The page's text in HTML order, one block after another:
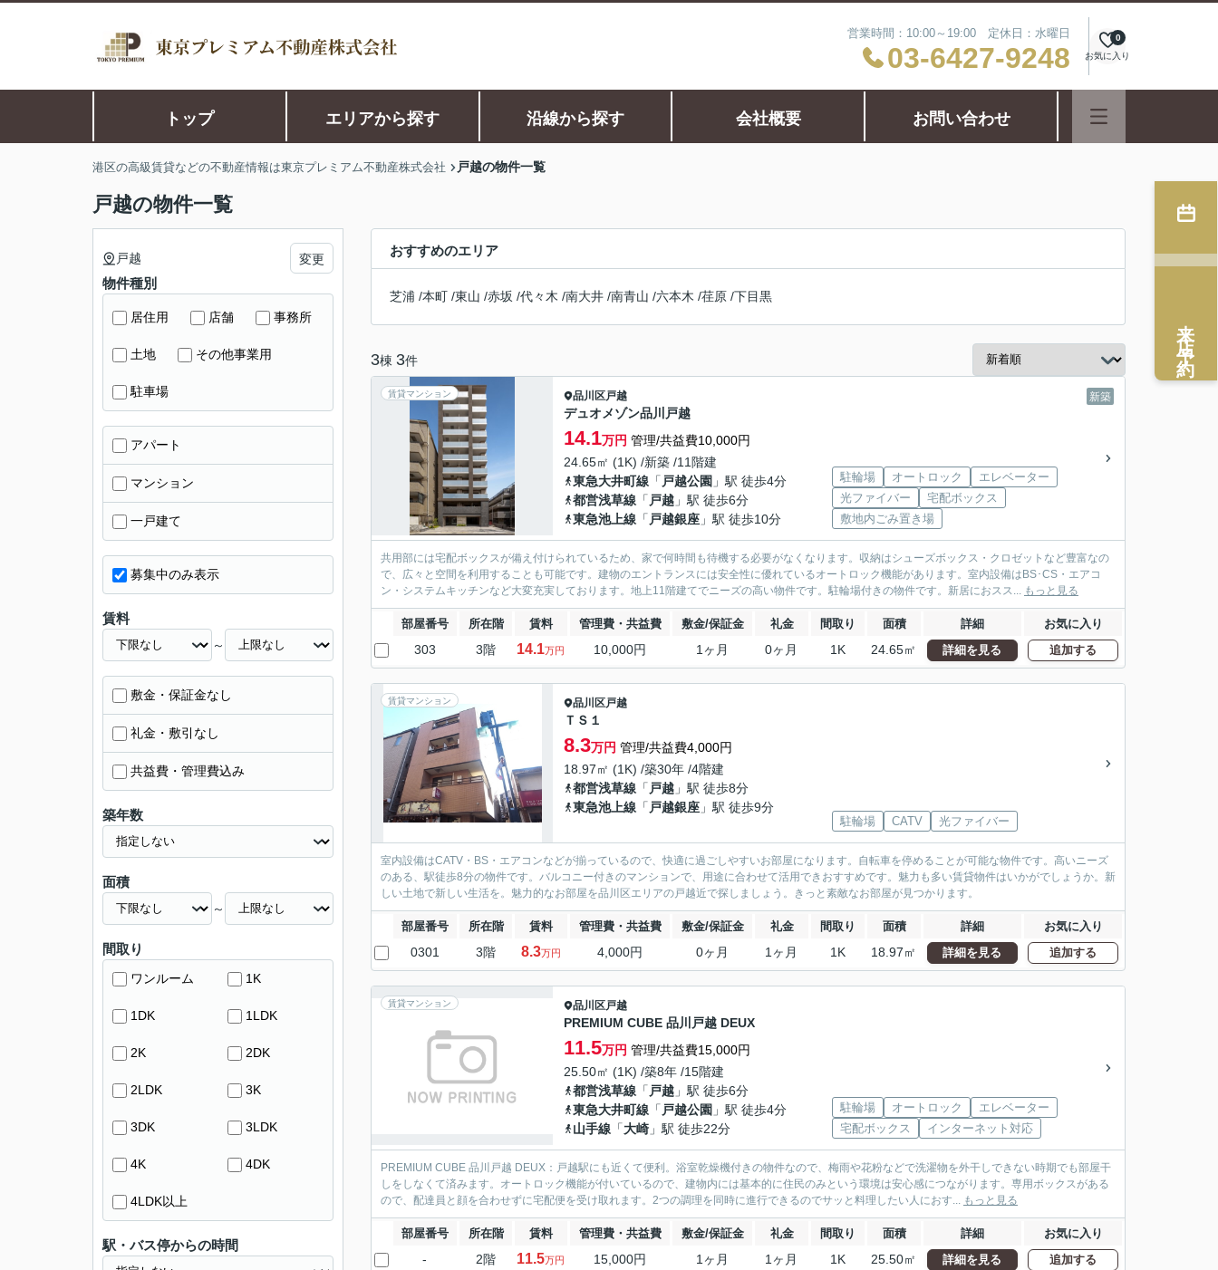
営業時間：10:00～19:00 定休日：水曜日
03-6427-9248 お気に入り
0
トップ エリアから探す 沿線から探す 会社概要 お問い合わせ
港区の高級賃貸などの不動産情報は東京プレミアム不動産株式会社 戸越の物件一覧
戸越の物件一覧
おすすめのエリア
芝浦 /本町 /東山 /赤坂 /代々木 /南大井 /南青山 /六本木 /荏原 /下目黒
3棟 3件
賃貸マンション 新築
品川区戸越
デュオメゾン品川戸越
14.1万円 管理/共益費10,000円
24.65㎡ (1K) /新築 /11階建
東急大井町線 「 戸越公園 」駅 徒歩4分
都営浅草線 「 戸越 」駅 徒歩6分
東急池上線 「 戸越銀座 」駅 徒歩10分
駐輪場 オートロック
エレベーター
光ファイバー
宅配ボックス
敷地内ごみ置き場
共用部には宅配ボックスが備え付けられているため、家で何時間も待機する必要がなくなります。収納はシューズボックス・クロゼットなど豊富なの
で、広々と空間を利用することも可能です。建物のエントランスには安全性に優れているオートロック機能があります。室内設備はBS･CS・エアコ
ン・システムキッチンなど大変充実しております。地上11階建てでニーズの高い物件です。駐輪場付きの物件です。新居におスス... もっと見る
部屋番号 所在階 賃料 管理費・共益費 敷金/保証金 礼金 間取り 面積 詳細 お気に入り
303 3階 14.1万円 10,000円 1ヶ月 0ヶ月 1K 24.65㎡ 詳細を見る 追加する
賃貸マンション 品川区戸越
ＴＳ１
8.3万円 管理/共益費4,000円
18.97㎡ (1K) /築30年 /4階建
都営浅草線 「 戸越 」駅 徒歩8分
東急池上線 「 戸越銀座 」駅 徒歩9分
駐輪場 CATV 光ファイバー
室内設備はCATV・BS・エアコンなどが揃っているので、快適に過ごしやすいお部屋になります。自転車を停めることが可能な物件です。高いニーズ
のある、駅徒歩8分の物件です。バルコニー付きのマンションで、用途に合わせて活用できおすすめです。魅力も多い賃貸物件はいかがでしょうか。新
しい土地で新しい生活を。魅力的なお部屋を品川区エリアの戸越近で探しましょう。きっと素敵なお部屋が見つかります。
部屋番号 所在階 賃料 管理費・共益費 敷金/保証金 礼金 間取り 面積 詳細 お気に入り
0301 3階 8.3万円 4,000円 0ヶ月 1ヶ月 1K 18.97㎡ 詳細を見る 追加する
賃貸マンション 品川区戸越
PREMIUM CUBE 品川戸越 DEUX
11.5万円 管理/共益費15,000円
25.50㎡ (1K) /築8年 /15階建
都営浅草線 「 戸越 」駅 徒歩6分
東急大井町線 「 戸越公園 」駅 徒歩4分
山手線 「大崎 」駅 徒歩22分
駐輪場 オートロック
エレベーター
宅配ボックス
インターネット対応
PREMIUM CUBE 品川戸越 DEUX：戸越駅にも近くて便利。浴室乾燥機付きの物件なので、梅雨や花粉などで洗濯物を外干しできない時期でも部屋干
しをしなくて済みます。オートロック機能が付いているので、建物内には基本的に住民のみという環境は安心感につながります。専用ボックスがある
ので、配達員と顔を合わせずに宅配便を受け取れます。2つの調理を同時に進行できるのでサッと料理したい人におす... もっと見る
部屋番号 所在階 賃料 管理費・共益費 敷金/保証金 礼金 間取り 面積 詳細 お気に入り
- 2階 11.5万円 15,000円 1ヶ月 1ヶ月 1K 25.50㎡ 詳細を見る 追加する
戸越 変更
物件種別
居住用 店舗 事務所
土地 その他事業用
駐車場
アパート
マンション
一戸建て
募集中のみ表示
賃料
～
敷金・保証金なし
礼金・敷引なし
共益費・管理費込み
築年数
面積
～
間取り
ワンルーム 1K
1DK 1LDK
2K 2DK
2LDK 3K
3DK 3LDK
4K 4DK
4LDK以上
駅・バス停からの時間
来店予約